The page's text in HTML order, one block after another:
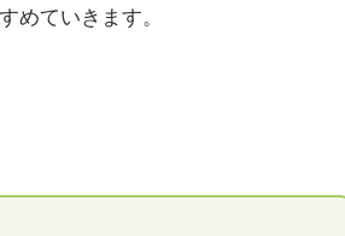
めていきます。